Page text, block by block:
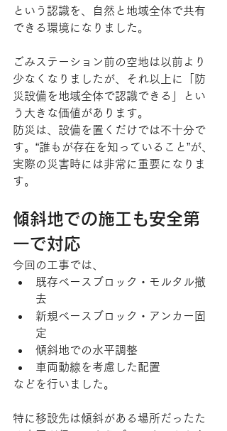
という認識を、自然と地域全体で共有
できる環境になりました。
ごみステーション前の空地は以前より
少なくなりましたが、それ以上に「防
災設備を地域全体で認識できる」とい
う大きな価値があります。
防災は、設備を置くだけでは不十分で
す。“誰もが存在を知っていること”が、
実際の災害時には非常に重要になりま
す。
傾斜地での施工も安全第
一で対応
今回の工事では、
既存ベースブロック・モルタル撤
去
新規ベースブロック・アンカー固
定
傾斜地での水平調整
車両動線を考慮した配置
などを行いました。
特に移設先は傾斜がある場所だったた